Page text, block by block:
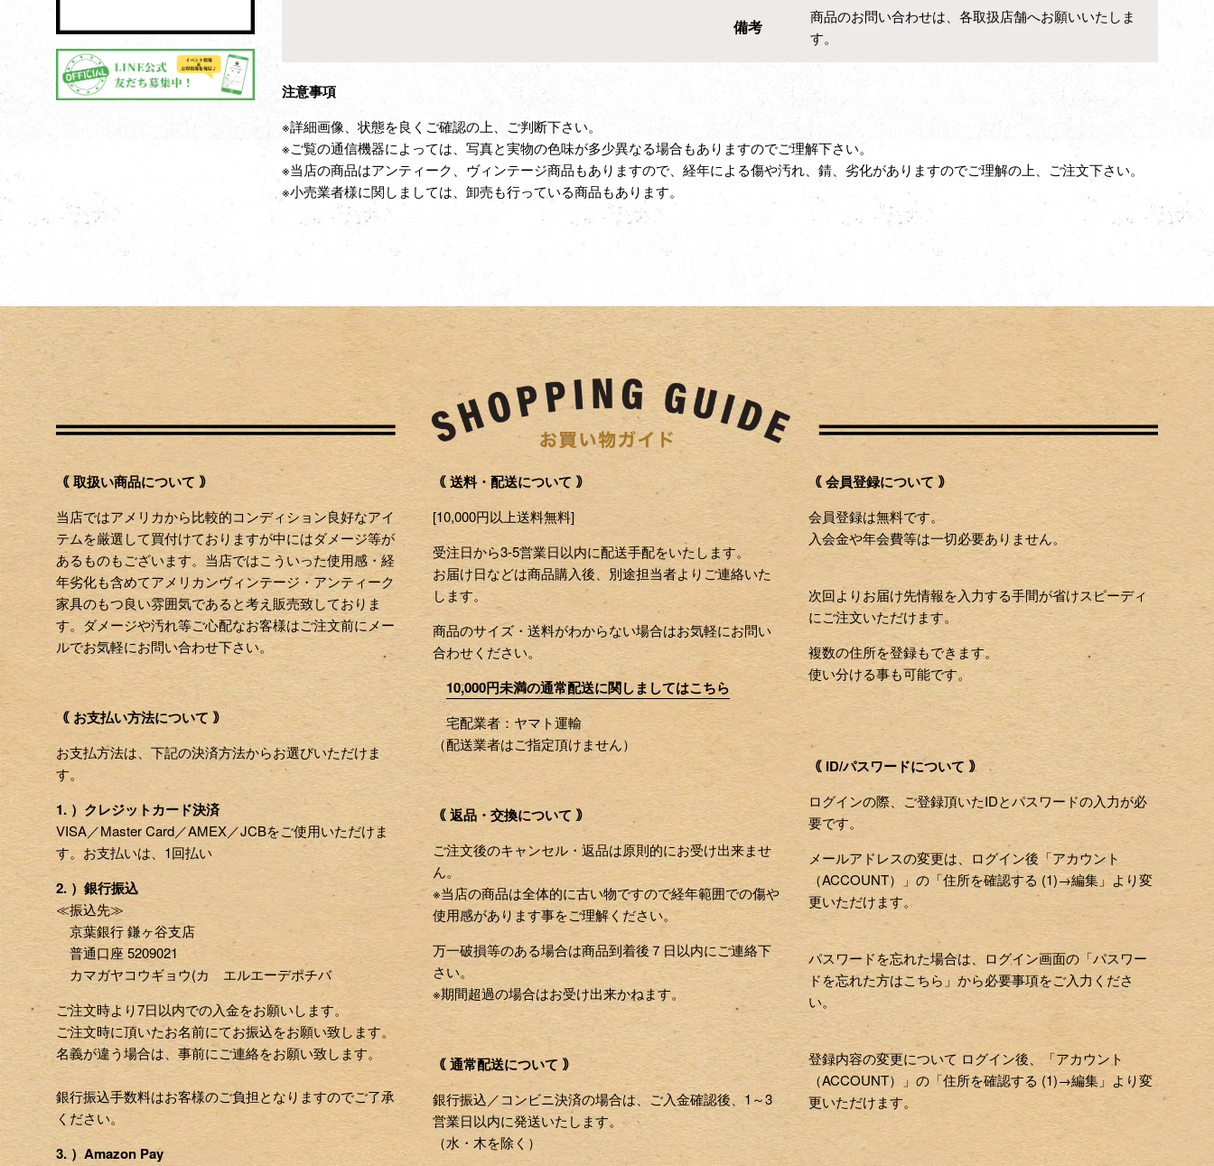
備考
商品のお問い合わせは、各取扱店舗へお願いいたしま
す。
注意事項
※詳細画像、状態を良くご確認の上、ご判断下さい。
※ご覧の通信機器によっては、写真と実物の色味が多少異なる場合もありますのでご理解下さい。
※当店の商品はアンティーク、ヴィンテージ商品もありますので、経年による傷や汚れ、錆、劣化がありますのでご理解の上、ご注文下さい。
※小売業者様に関しましては、卸売も行っている商品もあります。
｟ 取扱い商品について ｠
当店ではアメリカから比較的コンディション良好なアイ
テムを厳選して買付けておりますが中にはダメージ等が
あるものもございます。当店ではこういった使用感・経
年劣化も含めてアメリカンヴィンテージ・アンティーク
家具のもつ良い雰囲気であると考え販売致しておりま
す。ダメージや汚れ等ご心配なお客様はご注文前にメー
ルでお気軽にお問い合わせ下さい。
｟ お支払い方法について ｠
お支払方法は、下記の決済方法からお選びいただけま
す。
1. ）クレジットカード決済
VISA／Master Card／AMEX／JCBをご使用いただけま
す。お支払いは、1回払い
2. ）銀行振込
≪振込先≫
京葉銀行 鎌ヶ谷支店
普通口座 5209021
カマガヤコウギョウ(カ エルエーデポチバ
ご注文時より7日以内での入金をお願いします。
ご注文時に頂いたお名前にてお振込をお願い致します。
名義が違う場合は、事前にご連絡をお願い致します。
銀行振込手数料はお客様のご負担となりますのでご了承
ください。
3. ）Amazon Pay
｟ 送料・配送について ｠
[10,000円以上送料無料]
受注日から3-5営業日以内に配送手配をいたします。
お届け日などは商品購入後、別途担当者よりご連絡いた
します。
商品のサイズ・送料がわからない場合はお気軽にお問い
合わせください。
10,000円未満の通常配送に関しましてはこちら
宅配業者：ヤマト運輸
（配送業者はご指定頂けません）
｟ 返品・交換について ｠
ご注文後のキャンセル・返品は原則的にお受け出来ませ
ん。
※当店の商品は全体的に古い物ですので経年範囲での傷や
使用感があります事をご理解ください。
万一破損等のある場合は商品到着後７日以内にご連絡下
さい。
※期間超過の場合はお受け出来かねます。
｟ 通常配送について ｠
銀行振込／コンビニ決済の場合は、ご入金確認後、1～3
営業日以内に発送いたします。
（水・木を除く）
｟ 会員登録について ｠
会員登録は無料です。
入会金や年会費等は一切必要ありません。
次回よりお届け先情報を入力する手間が省けスピーディ
にご注文いただけます。
複数の住所を登録もできます。
使い分ける事も可能です。
｟ ID/パスワードについて ｠
ログインの際、ご登録頂いたIDとパスワードの入力が必
要です。
メールアドレスの変更は、ログイン後「アカウント
（ACCOUNT）」の「住所を確認する (1)→編集」より変
更いただけます。
パスワードを忘れた場合は、ログイン画面の「パスワー
ドを忘れた方はこちら」から必要事項をご入力くださ
い。
登録内容の変更について ログイン後、「アカウント
（ACCOUNT）」の「住所を確認する (1)→編集」より変
更いただけます。